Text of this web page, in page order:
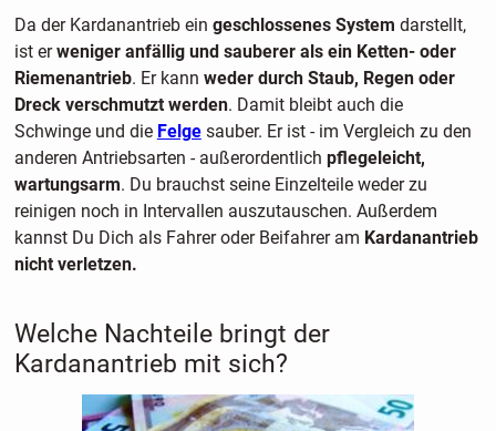
Da der Kardanantrieb ein geschlossenes System darstellt,
ist erweniger anfällig und sauberer als ein Ketten- oder
Riemenantrieb. Er kann weder durch Staub, Regen oder
Dreck verschmutzt werden. Damit bleibt auch die
Schwinge und die Felgesauber. Er ist - im Vergleich zu den
anderen Antriebsarten - außerordentlich pflegeleicht,
wartungsarm. Du brauchst seine Einzelteile weder zu
reinigen noch in Intervallen auszutauschen. Außerdem
kannst Du Dich als Fahrer oder Beifahrer am Kardanantrieb
nicht verletzen.
Welche Nachteile bringt der
Kardanantrieb mit sich?